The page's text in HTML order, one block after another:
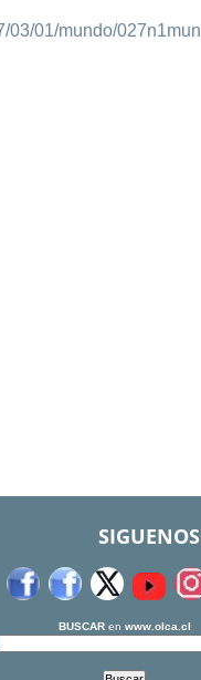
03/01/mundo/027n1mun
SIGUENOS
BUSCARen www.olca.cl